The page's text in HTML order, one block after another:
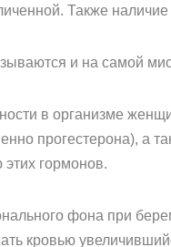
Также
и на самой
в организме
прогестерона), а
этих гормонов.
фона при
кровью